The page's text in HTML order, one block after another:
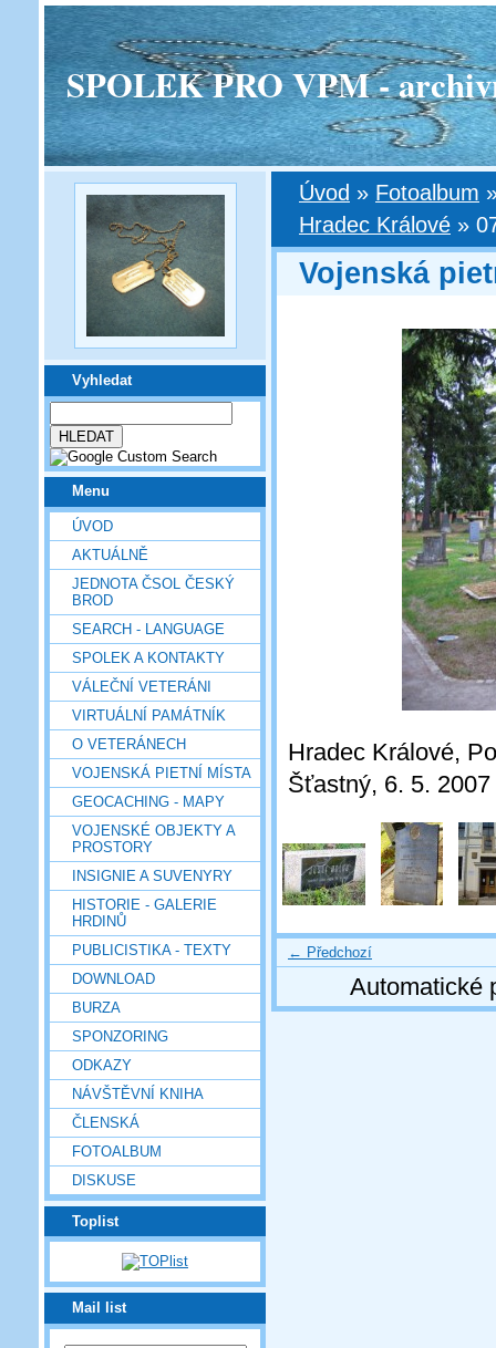
SPOLEK PRO VPM -
Vyhledat
Menu
ÚVOD
AKTUÁLNĚ
JEDNOTA ČSOL ČESKÝ
BROD
SEARCH - LANGUAGE
SPOLEK A KONTAKTY
VÁLEČNÍ VETERÁNI
VIRTUÁLNÍ PAMÁTNÍK
O VETERÁNECH
VOJENSKÁ PIETNÍ MÍSTA
GEOCACHING - MAPY
VOJENSKÉ OBJEKTY A
PROSTORY
INSIGNIE A SUVENYRY
HISTORIE - GALERIE
HRDINŮ
PUBLICISTIKA - TEXTY
DOWNLOAD
BURZA
SPONZORING
ODKAZY
NÁVŠTĚVNÍ KNIHA
ČLENSKÁ
FOTOALBUM
DISKUSE
Toplist
Mail list
Úvod » Fotoalbum
Hradec Králové »
Vojenská
Hradec Králové,
Šťastný, 6. 5. 2007
← Předchozí
Automatické